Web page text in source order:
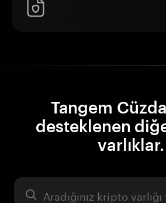
Tangem
desteklenen
varlıklar.
Varlık